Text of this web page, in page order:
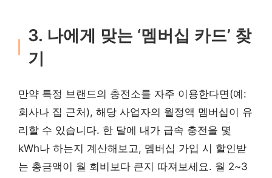
3. 나에게 맞는 ‘멤버십 카드’ 찾
기
만약 특정 브랜드의 충전소를 자주 이용한다면(예:
회사나 집 근처), 해당 사업자의 월정액 멤버십이 유
리할 수 있습니다. 한 달에 내가 급속 충전을 몇
kWh나 하는지 계산해보고, 멤버십 가입 시 할인받
는 총금액이 월 회비보다 큰지 따져보세요. 월 2~3